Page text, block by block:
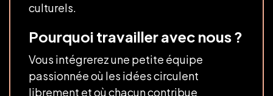
culturels.
Pourquoi travailler avec nous ?
Vous intégrerez une petite équipe
passionnée où les idées circulent
librement et où chacun contribue